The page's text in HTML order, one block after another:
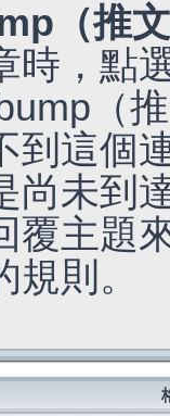
（推
時，點
（
到這個
尚未到
覆主題
則。